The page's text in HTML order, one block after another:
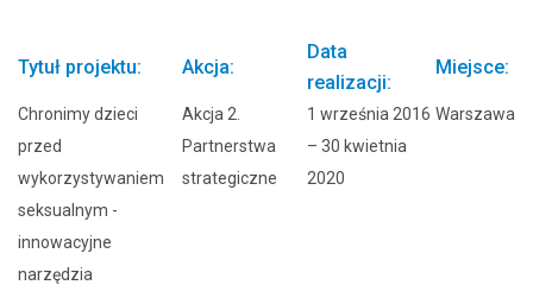
Tytuł projektu: Akcja:
Data
realizacji:
Miejsce:
Chronimy dzieci
przed
wykorzystywaniem
seksualnym -
innowacyjne
narzędzia
Akcja 2.
Partnerstwa
strategiczne
1 września 2016
– 30 kwietnia
2020
Warszawa